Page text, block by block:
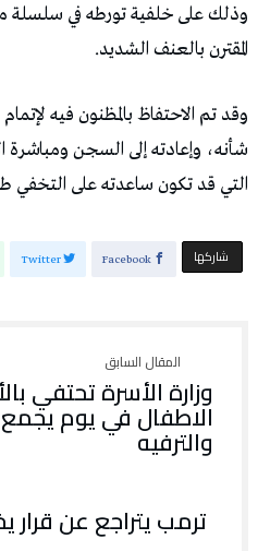
وذلك على خلفية تورطه في سلسلة
المقترن بالعنف الشديد.
وقد تم الاحتفاظ بالمظنون فيه لإتمام
شأنه، وإعادته إلى السجن ومباشرة
التي قد تكون ساعدته على التخفي
‫‫ شاركها‬ Facebook
Twitter
الاطفال في يوم يجمع
والترفيه
ترمب يتراجع عن قرار